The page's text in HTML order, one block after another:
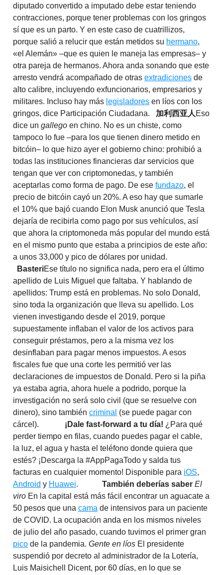
diputado convertido a imputado debe estar teniendo
contracciones, porque tener problemas con los gringos
sí que es un parto. Y en este caso de cuatrillizos,
porque salió a relucir que están metidos su hermano,
«el Alemán» –que es quien le maneja las empresas– y
otra pareja de hermanos. Ahora anda sonando que este
arresto vendrá acompañado de otras extradiciones de
alto calibre, incluyendo exfuncionarios, empresarios y
militares. Incluso hay más legisladores en líos con los
gringos, dice Participación Ciudadana. 加利西亚 人 Eso
dice un gallego en chino. No es un chiste, como
tampoco lo fue –para los que tienen dinero metido en
bitcóin– lo que hizo ayer el gobierno chino: prohibió a
todas las instituciones financieras dar servicios que
tengan que ver con criptomonedas, y también
aceptarlas como forma de pago. De ese fundazo, el
precio de bitcóin cayó un 20%. A eso hay que sumarle
el 10% que bajó cuando Elon Musk anunció que Tesla
dejaría de recibirla como pago por sus vehículos, así
que ahora la criptomoneda más popular del mundo está
en el mismo punto que estaba a principios de este año:
a unos 33,000 y pico de dólares por unidad.
BasteriEse título no significa nada, pero era el último
apellido de Luis Miguel que faltaba. Y hablando de
apellidos: Trump está en problemas. No solo Donald,
sino toda la organización que lleva su apellido. Los
vienen investigando desde el 2019, porque
supuestamente inflaban el valor de los activos para
conseguir préstamos, pero a la misma vez los
desinflaban para pagar menos impuestos. A esos
fiscales fue que una corte les permitió ver las
declaraciones de impuestos de Donald. Pero si la piña
ya estaba agria, ahora huele a podrido, porque la
investigación no será solo civil (que se resuelve con
dinero), sino también criminal (se puede pagar con
cárcel). ¡Dale fast-forward a tu día! ¿Para qué
perder tiempo en filas, cuando puedes pagar el cable,
la luz, el agua y hasta el teléfono donde quiera que
estés? ¡Descarga la #AppPagaTodo y salda tus
facturas en cualquier momento! Disponible para iOS,
Android y Huawei. También deberías saber El
viro En la capital está más fácil encontrar un aguacate a
50 pesos que una cama de intensivos para un paciente
de COVID. La ocupación anda en los mismos niveles
de julio del año pasado, cuando tuvimos el primer gran
pico de la pandemia. Gente en líos El presidente
suspendió por decreto al administrador de la Lotería,
Luis Maisichell Dicent, por 60 días, en lo que se